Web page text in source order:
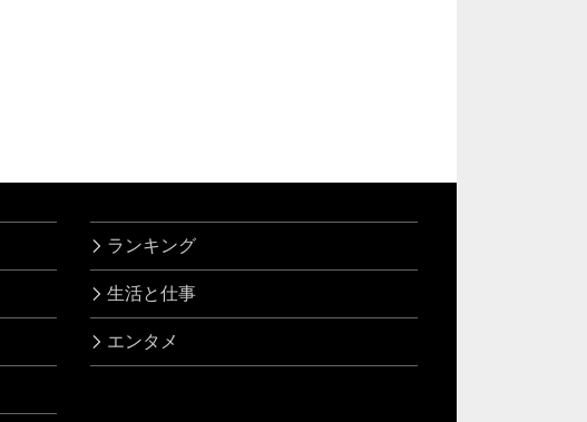
ランキング
生活と仕事
エンタメ